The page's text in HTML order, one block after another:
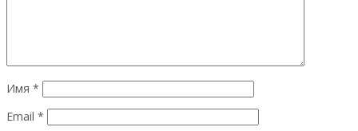
Имя *
Email *